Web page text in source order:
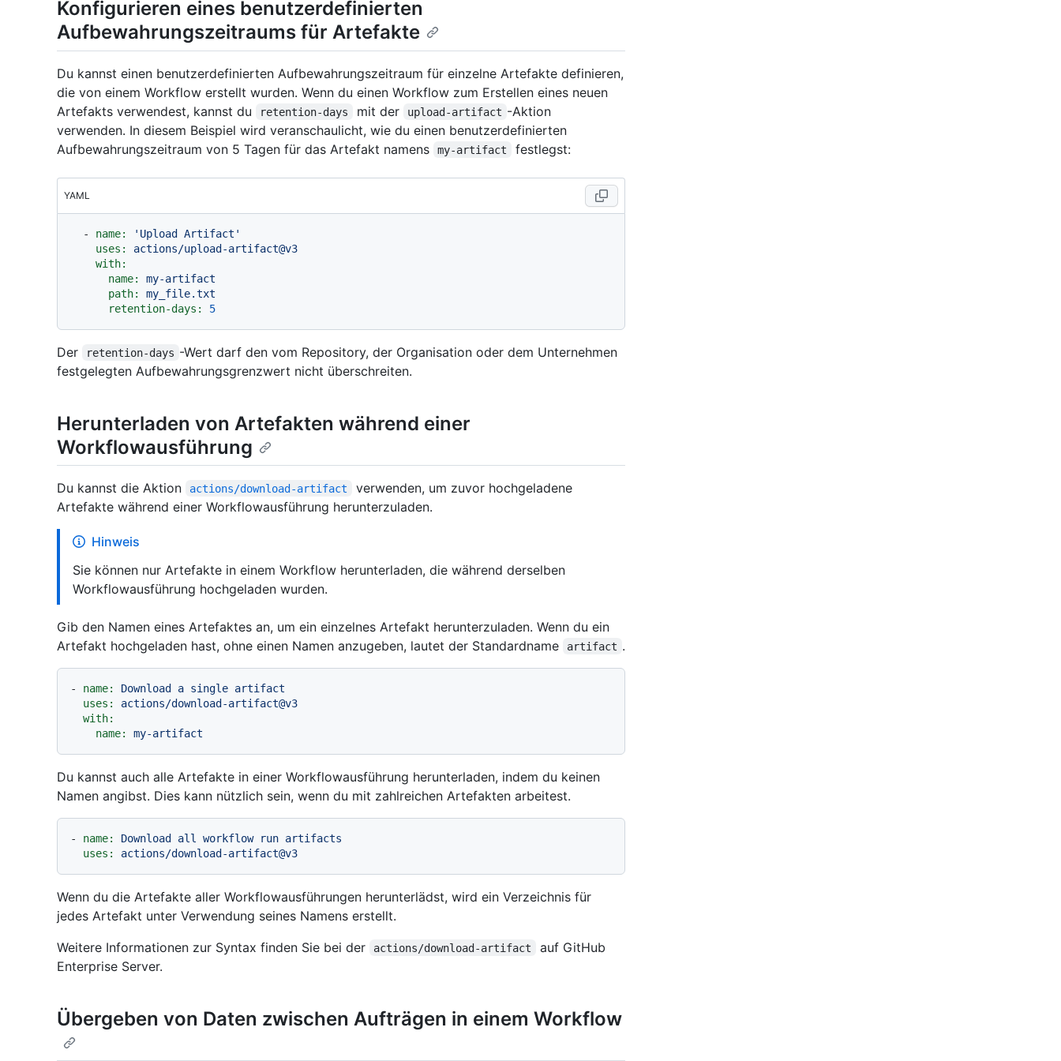
Konfigurieren eines benutzerdefinierten
Aufbewahrungszeitraums für Artefakte
Du kannst einen benutzerdefinierten Aufbewahrungszeitraum für einzelne Artefakte definieren,
die von einem Workflow erstellt wurden. Wenn du einen Workflow zum Erstellen eines neuen
Artefakts verwendest, kannst du
retention-days mit der upload-artifact -Aktion
verwenden. In diesem Beispiel wird veranschaulicht, wie du einen benutzerdefinierten
Aufbewahrungszeitraum von 5 Tagen für das Artefakt namens
my-artifact festlegst:
YAML
- name:
'Upload Artifact'
uses:
actions/upload-artifact@v3
with:
name:
my-artifact
path:
my_file.txt
retention-days:
5
Der retention-days -Wert darf den vom Repository, der Organisation oder dem Unternehmen
festgelegten Aufbewahrungsgrenzwert nicht überschreiten.
Herunterladen von Artefakten während einer
Workflowausführung
Du kannst die Aktion actions/download-artifact
verwenden, um zuvor hochgeladene
Artefakte während einer Workflowausführung herunterzuladen.
Hinweis
Sie können nur Artefakte in einem Workflow herunterladen, die während derselben
Workflowausführung hochgeladen wurden.
Gib den Namen eines Artefaktes an, um ein einzelnes Artefakt herunterzuladen. Wenn du ein
Artefakt hochgeladen hast, ohne einen Namen anzugeben, lautet der Standardname
artifact .
- name: Download a single artifact
uses:
actions/download-artifact@v3
with:
name:
my-artifact
Du kannst auch alle Artefakte in einer Workflowausführung herunterladen, indem du keinen
Namen angibst. Dies kann nützlich sein, wenn du mit zahlreichen Artefakten arbeitest.
- name: Download all workflow run artifacts
uses:
actions/download-artifact@v3
Wenn du die Artefakte aller Workflowausführungen herunterlädst, wird ein Verzeichnis für
jedes Artefakt unter Verwendung seines Namens erstellt.
Weitere Informationen zur Syntax finden Sie bei der
actions/download-artifact
auf GitHub
Enterprise Server.
Übergeben von Daten zwischen Aufträgen in einem Workflow